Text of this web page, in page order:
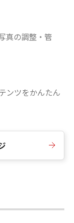
真の調整・管
ンツをかんたん